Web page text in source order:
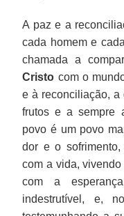
A paz e a
cada homem e
chamada a
Cristo com o
e à reconciliação, a
frutos e a sempre
povo é um povo
dor e o
com a vida,
com a
indestrutível, e,